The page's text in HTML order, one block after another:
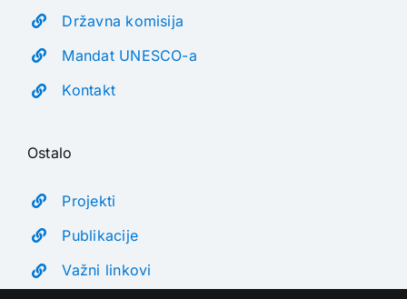
Državna komisija
Mandat UNESCO-a
Kontakt
Ostalo
Projekti
Publikacije
Važni linkovi